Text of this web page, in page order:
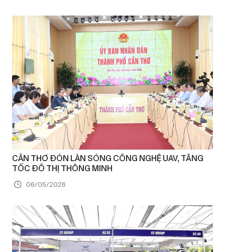
CẦN THƠ ĐÓN LÀN SÓNG CÔNG NGHỆ UAV, TĂNG
TỐC ĐÔ THỊ THÔNG MINH
06/05/2026